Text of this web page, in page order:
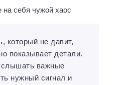
на себя чужой хаос
который не давит,
показывает детали.
важные
нужный сигнал и